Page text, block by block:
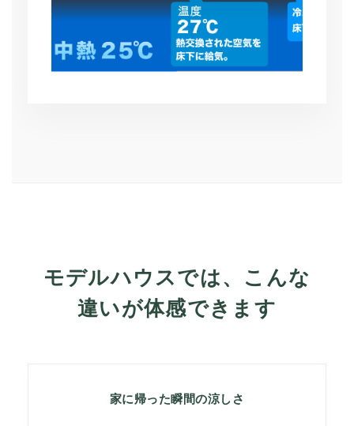
モデルハウスでは、こんな
違いが体感できます
家に帰った瞬間の涼しさ